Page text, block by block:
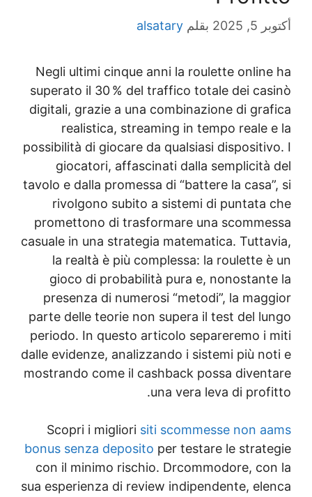
Negli ultimi cinque
superato il 30 % del
digitali, grazie a una
realistica,
possibilità di giocare
giocatori,
tavolo e dalla
rivolgono subito
promettono di
casuale in una
la realtà è più
gioco di
presenza di
parte delle teorie
periodo. In questo
dalle evidenze,
mostrando come il
Scopri i migliori
bonus senza deposito
con il minimo
sua esperienza di